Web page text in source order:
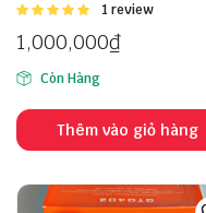
Được
5.005 sao
1 review
1,000,000₫
Còn Hàng
Thêm vào giỏ hàng